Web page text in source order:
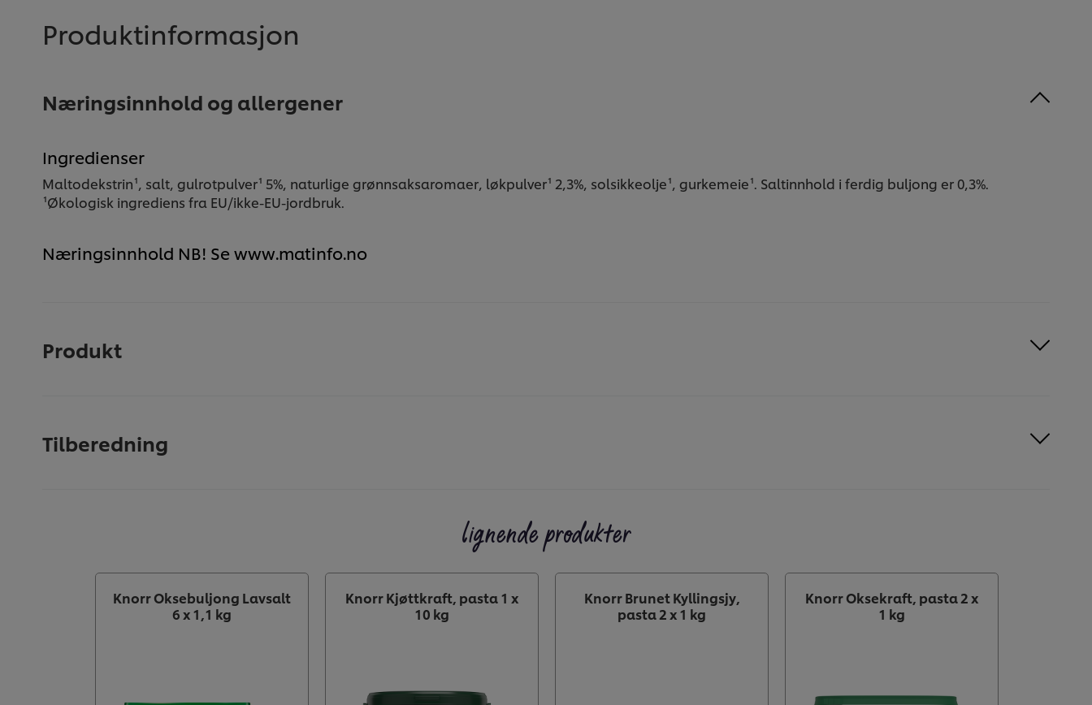
Produktinformasjon
Næringsinnhold og allergener
Ingredienser
Maltodekstrin¹, salt, gulrotpulver¹ 5%, naturlige grønnsaksaromaer, løkpulver¹ 2,3%, solsikkeolje¹, gurkemeie¹. Saltinnhold i ferdig buljong er 0,3%.
¹Økologisk ingrediens fra EU/ikke-EU-jordbruk.
Næringsinnhold NB! Se www.matinfo.no
Produkt
Tilberedning
lignende produkter
Knorr Oksebuljong Lavsalt
6 x 1,1 kg
Knorr Kjøttkraft, pasta 1 x
10 kg
Knorr Brunet Kyllingsjy,
pasta 2 x 1 kg
Knorr Oksekraft, pasta 2 x
1 kg